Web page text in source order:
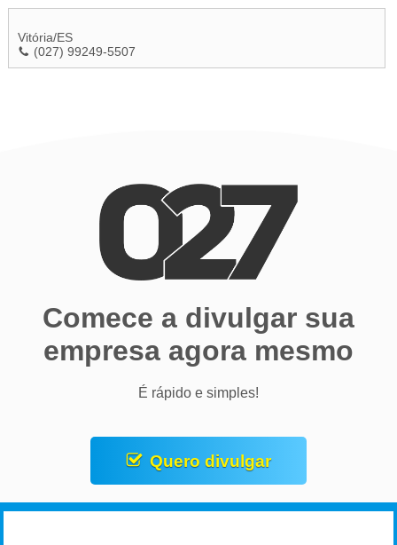
Vitória/ES
(027) 99249-5507
Comece a divulgar sua
empresa agora mesmo
É rápido e simples!
Quero divulgar